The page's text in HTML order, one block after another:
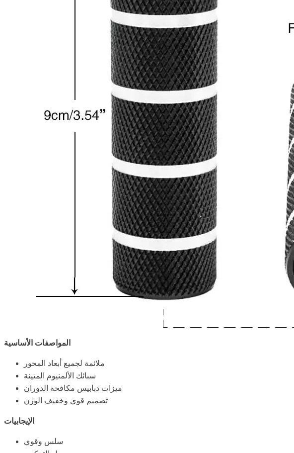
المواصفات الأساسية
ملائمة لجميع أبعاد المحور
سبائك الألمنيوم المتينة
ميزات دبابيس مكافحة الدوران
تصميم قوي وخفيف الوزن
الإيجابيات
سلس وقوي